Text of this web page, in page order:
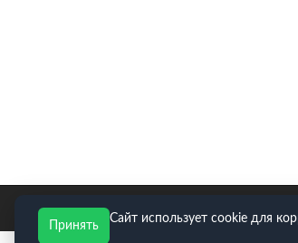
E-mail для заявок:
Сайт использует cookie для
Принять